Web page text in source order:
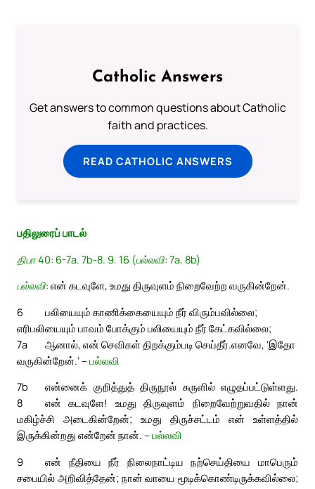
Catholic Answers
Get answers to common questions about Catholic
faith and practices.
READ CATHOLIC ANSWERS
பதிலுரைப் பாடல்
திபா 40: 6-7a. 7b-8. 9. 16 (பல்லவி: 7a, 8b)
பல்லவி: என் கடவுளே, உமது திருவுளம் நிறைவேற்ற வருகின்றேன்.
6
பலியையும் காணிக்கையையும் நீர் விரும்பவில்லை;
எரிபலியையும் பாவம் போக்கும் பலியையும் நீர் கேட்கவில்லை;
ஆனால், என் செவிகள் திறக்கும்படி செய்தீர்.
7a
எனவே, ‘இதோ
வருகின்றேன்.’ – பல்லவி
7b
என்னைக் குறித்துத் திருநூல் சுருளில் எழுதப்பட்டுள்ளது.
8
என் கடவுளே! உமது திருவுளம் நிறைவேற்றுவதில் நான்
மகிழ்ச்சி அடைகின்றேன்; உமது திருச்சட்டம் என் உள்ளத்தில்
இருக்கின்றது என்றேன் நான். – பல்லவி
9
என் நீதியை நீர் நிலைநாட்டிய நற்செய்தியை மாபெரும்
சபையில் அறிவித்தேன்; நான் வாயை மூடிக்கொண்டிருக்கவில்லை;